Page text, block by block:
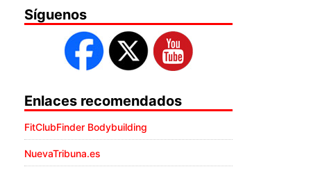
Síguenos
Enlaces recomendados
FitClubFinder Bodybuilding
NuevaTribuna.es